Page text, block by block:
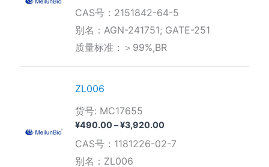
CAS号：2151842-64-5
别名：AGN-241751; GATE-251
质量标准：＞99%,BR
ZL006
货号: MC17655
¥490.00–¥3,920.00价
范
CAS号：1181226-02-7
别名：ZL006